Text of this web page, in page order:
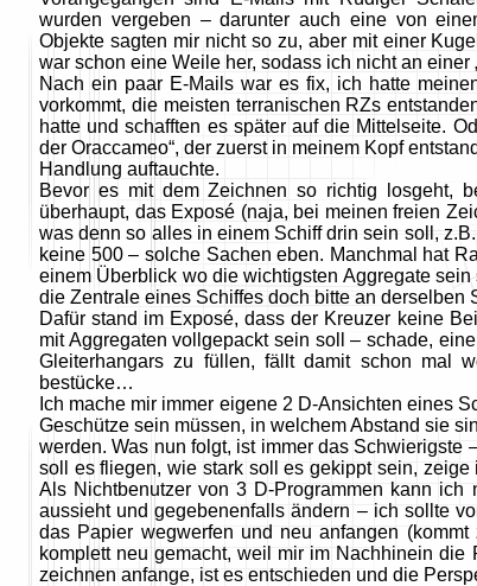
wurden vergeben – darunter auch eine von
Objekte sagten mir nicht so zu, aber mit einer
war schon eine Weile her, sodass ich nicht an einer
Nach ein paar E-Mails war es fix, ich hatte
vorkommt, die meisten terranischen RZs
hatte und schafften es später auf die Mittelseite.
der Oraccameo“, der zuerst in meinem Kopf
Handlung auftauchte.
Bevor es mit dem Zeichnen so richtig losgeht,
überhaupt, das Exposé (naja, bei meinen freien
was denn so alles in einem Schiff drin sein soll,
keine 500 – solche Sachen eben. Manchmal hat
einem Überblick wo die wichtigsten Aggregate
die Zentrale eines Schiffes doch bitte an derselben
Dafür stand im Exposé, dass der Kreuzer keine
mit Aggregaten vollgepackt sein soll – schade,
Gleiterhangars zu füllen, fällt damit schon mal
bestücke…
Ich mache mir immer eigene 2 D-Ansichten eines
Geschütze sein müssen, in welchem Abstand sie
werden. Was nun folgt, ist immer das
soll es fliegen, wie stark soll es gekippt sein,
Als Nichtbenutzer von 3 D-Programmen kann
aussieht und gegebenenfalls ändern – ich sollte
das Papier wegwerfen und neu anfangen
komplett neu gemacht, weil mir im Nachhinein
zeichnen anfange, ist es entschieden und die